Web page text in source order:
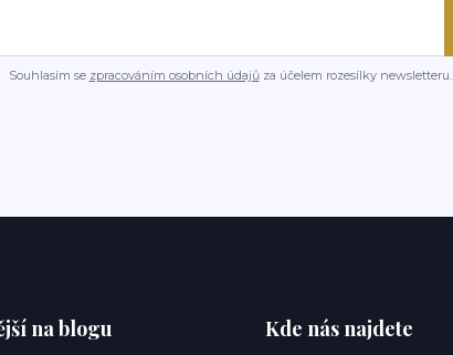
Souhlasím se zpracováním osobních údajůza účelem rozesílky newsletteru.
na blogu Kde nás najdete